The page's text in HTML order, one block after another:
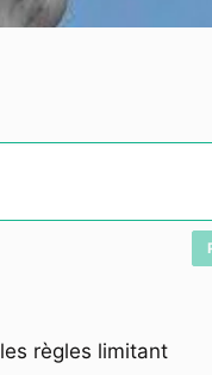
règles limitant